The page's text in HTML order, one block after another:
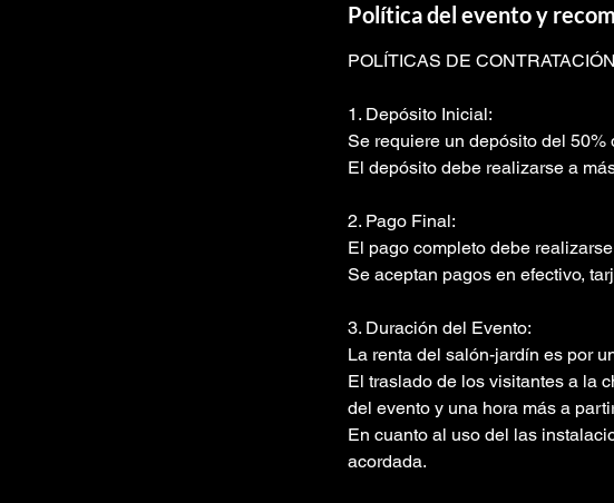
Política del evento y
POLÍTICAS DE CONTRATACIÓN
1. Depósito Inicial:
Se requiere un depósito del 50%
El depósito debe realizarse a
2. Pago Final:
El pago completo debe
Se aceptan pagos en efectivo,
3. Duración del Evento:
La renta del salón-jardín es por
El traslado de los visitantes a la
del evento y una hora más a
En cuanto al uso del las
acordada.